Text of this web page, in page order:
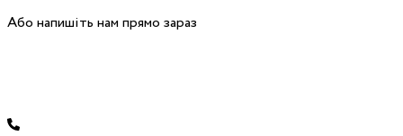
Або напишіть нам прямо зараз